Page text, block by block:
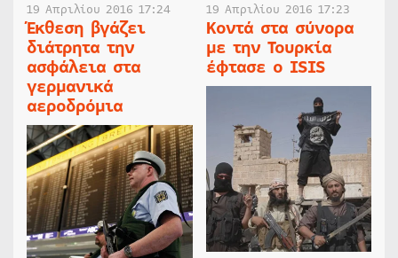
19 Απριλίου 2016 17:24
Έκθεση βγάζει
διάτρητα την
ασφάλεια στα
γερμανικά
αεροδρόμια
19 Απριλίου 2016 17:23
Κοντά στα σύνορα
με την Τουρκία
έφτασε ο ISIS